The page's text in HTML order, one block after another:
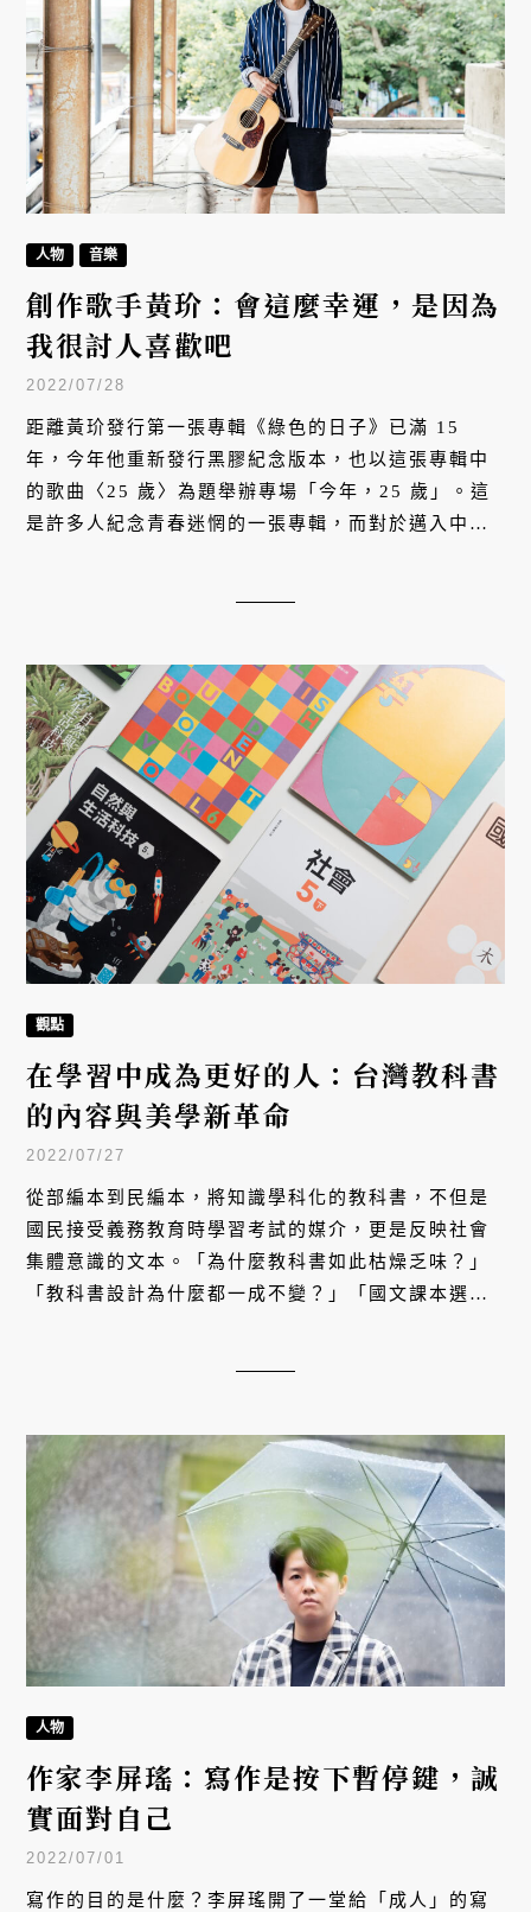
人物 音樂
創作歌手黃玠：會這麼幸運，是因為
我很討人喜歡吧
2022/07/28
距離黃玠發行第一張專輯《綠色的日子》已滿 15
年，今年他重新發行黑膠紀念版本，也以這張專輯中
的歌曲〈25 歲〉為題舉辦專場「今年，25 歲」。這
是許多人紀念青春迷惘的一張專輯，而對於邁入中年
觀點
在學習中成為更好的人：台灣教科書
的內容與美學新革命
2022/07/27
從部編本到民編本，將知識學科化的教科書，不但是
國民接受義務教育時學習考試的媒介，更是反映社會
集體意識的文本。「為什麼教科書如此枯燥乏味？」
「教科書設計為什麼都一成不變？」「國文課本選文
人物
作家李屏瑤：寫作是按下暫停鍵，誠
實面對自己
2022/07/01
寫作的目的是什麼？李屏瑤開了一堂給「成人」的寫